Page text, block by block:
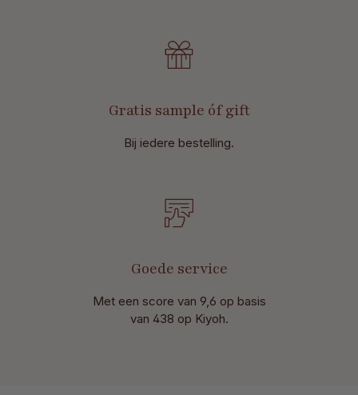
Gratis sample óf gift
Bij iedere bestelling.
Goede service
Met een score van 9,6 op basis
van 438 op Kiyoh.